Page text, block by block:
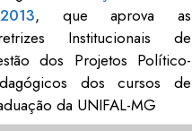
, que aprova as
Institucionais de
dos Projetos Político-
dos cursos de
da UNIFAL-MG